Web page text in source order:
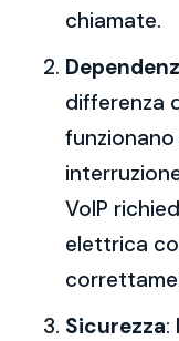
chiamate.
differenza
VoIP
elettrica
Sicurezza: